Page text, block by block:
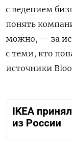
с ведением
понять
можно, — за
с теми, кто
источники
IKEA
из России